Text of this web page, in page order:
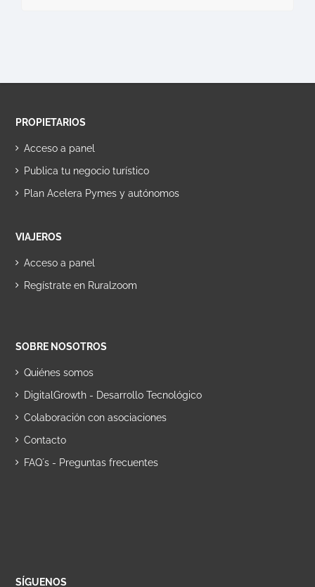
PROPIETARIOS
Acceso a panel
Publica tu negocio turístico
Plan Acelera Pymes y autónomos
VIAJEROS
Acceso a panel
Regístrate en Ruralzoom
SOBRE NOSOTROS
Quiénes somos
DigitalGrowth - Desarrollo Tecnológico
Colaboración con asociaciones
Contacto
FAQ´s - Preguntas frecuentes
SÍGUENOS